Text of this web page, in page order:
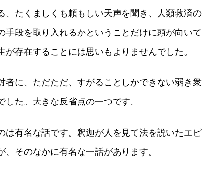
、たくましくも頼もしい天声を聞き、人類救済の
手段を取り入れるかということだけに頭が向いて
存在することには思いもよりませんでした。
者に、ただただ、すがることしかできない弱き衆
た。大きな反省点の一つです。
は有名な話です。釈迦が人を見て法を説いたエピ
そのなかに有名な一話があります。